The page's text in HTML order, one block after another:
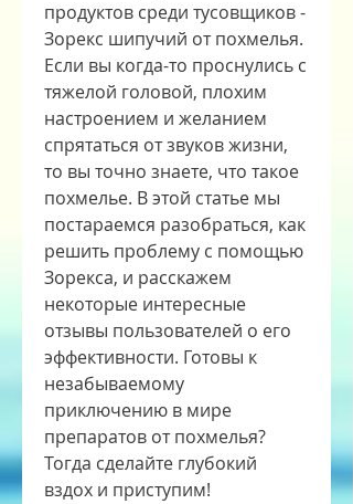
продуктов среди тусовщиков -
Зорекс шипучий от похмелья.
Если вы когда-то проснулись с
тяжелой головой, плохим
настроением и желанием
спрятаться от звуков жизни,
то вы точно знаете, что такое
похмелье. В этой статье мы
постараемся разобраться, как
решить проблему с помощью
Зорекса, и расскажем
некоторые интересные
отзывы пользователей о его
эффективности. Готовы к
незабываемому
приключению в мире
препаратов от похмелья?
Тогда сделайте глубокий
вздох и приступим!